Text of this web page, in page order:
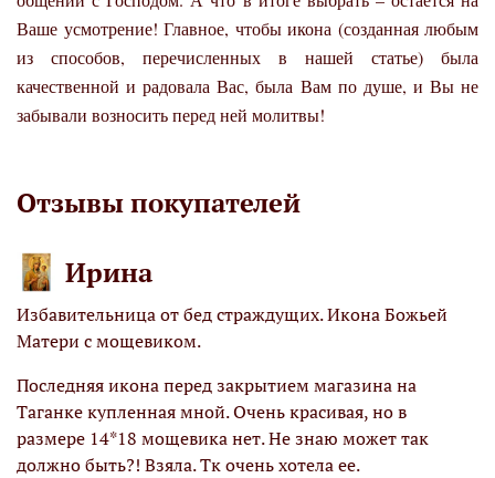
Ваше усмотрение! Главное, чтобы икона (созданная любым
из способов, перечисленных в нашей статье) была
качественной и радовала Вас, была Вам по душе, и Вы не
забывали возносить перед ней молитвы!
Отзывы покупателей
Ирина
Избавительница от бед страждущих. Икона Божьей
Матери с мощевиком.
Последняя икона перед закрытием магазина на
Таганке купленная мной. Очень красивая, но в
размере 14*18 мощевика нет. Не знаю может так
должно быть?! Взяла. Тк очень хотела ее.